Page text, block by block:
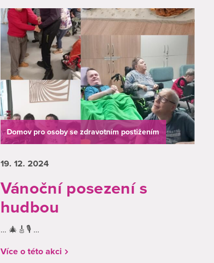
Domov pro osoby se zdravotním postižením
19. 12. 2024
Vánoční posezení s
hudbou
... 🎄🎸🎙️ ...
Více o této akci